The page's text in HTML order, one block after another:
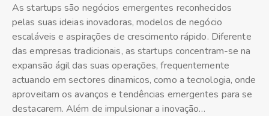
As startups são negócios emergentes reconhecidos
pelas suas ideias inovadoras, modelos de negócio
escaláveis e aspirações de crescimento rápido. Diferente
das empresas tradicionais, as startups concentram-se na
expansão ágil das suas operações, frequentemente
actuando em sectores dinamicos, como a tecnologia, onde
aproveitam os avanços e tendências emergentes para se
destacarem. Além de impulsionar a inovação…